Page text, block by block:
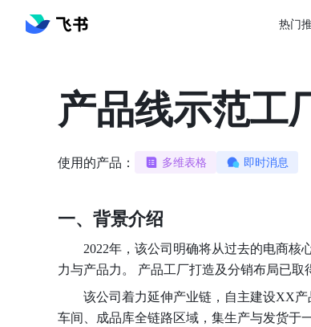
热门
产品线示范工
使用的产品： 多维表格 即时消息
一、背景介绍
2022年，该公司明确将从过去的电商
力与产品力。 产品工厂打造及分销布局已取
该公司着力延伸产业链，自主建设XX
车间、成品库全链路区域，集生产与发货于